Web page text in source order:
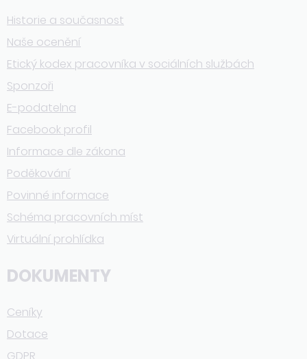
Historie a současnost
Naše ocenění
Etický kodex pracovníka v sociálních službách
Sponzoři
E-podatelna
Facebook profil
Informace dle zákona
Poděkování
Povinné informace
Schéma pracovních míst
Virtuální prohlídka
DOKUMENTY
Ceníky
Dotace